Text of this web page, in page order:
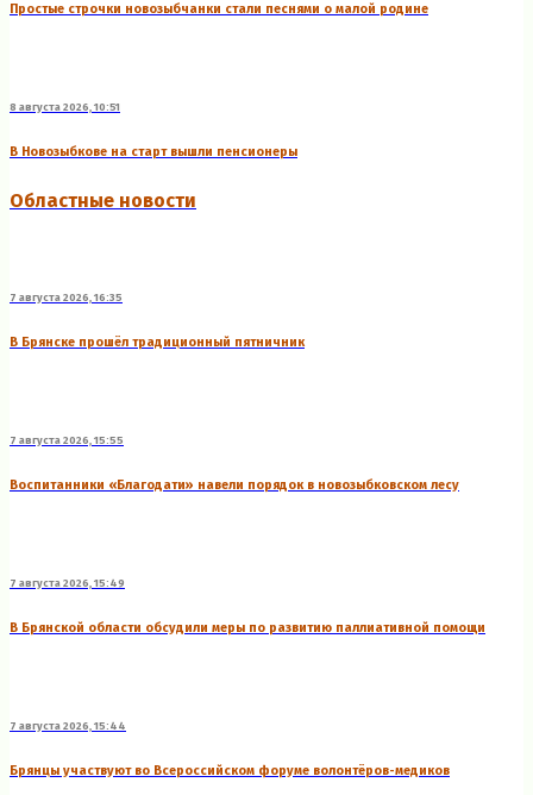
Простые строчки новозыбчанки стали песнями о малой родине
8 августа 2026, 10:51
В Новозыбкове на старт вышли пенсионеры
Областные новости
7 августа 2026, 16:35
В Брянске прошёл традиционный пятничник
7 августа 2026, 15:55
Воспитанники «Благодати» навели порядок в новозыбковском лесу
7 августа 2026, 15:49
В Брянской области обсудили меры по развитию паллиативной помощи
7 августа 2026, 15:44
Брянцы участвуют во Всероссийском форуме волонтёров-медиков